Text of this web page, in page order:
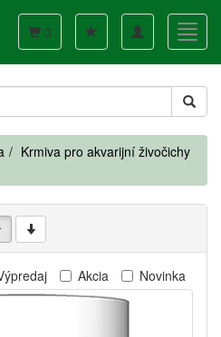
Toggle
navigation
0
Krmiva pro akvarijní živočichy
Akcia Novinka